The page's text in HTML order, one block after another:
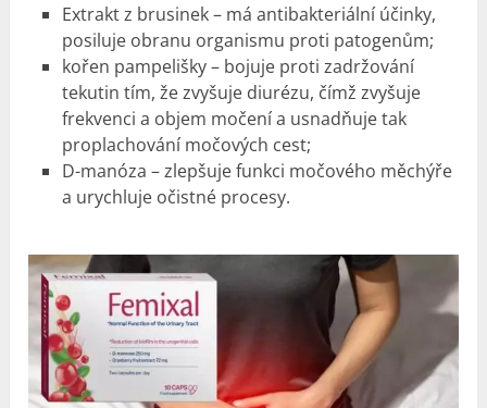
Extrakt z brusinek – má antibakteriální účinky,
posiluje obranu organismu proti patogenům;
kořen pampelišky – bojuje proti zadržování
tekutin tím, že zvyšuje diurézu, čímž zvyšuje
frekvenci a objem močení a usnadňuje tak
proplachování močových cest;
D-manóza – zlepšuje funkci močového měchýře
a urychluje očistné procesy.